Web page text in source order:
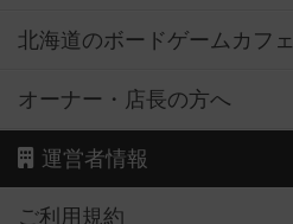
北海道のボードゲームカフェ
オーナー・店長の方へ
運営者情報
ご利用規約